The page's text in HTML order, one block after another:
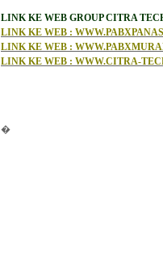
LINK KE WEB GROUP CITRA
LINK KE WEB :
LINK KE WEB :
LINK KE WEB : WWW.CITRA-
�